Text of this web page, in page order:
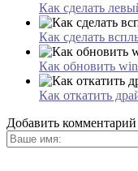
Как сделать
Как сделать
Как обновить
Как откатить
Добавить комментарий